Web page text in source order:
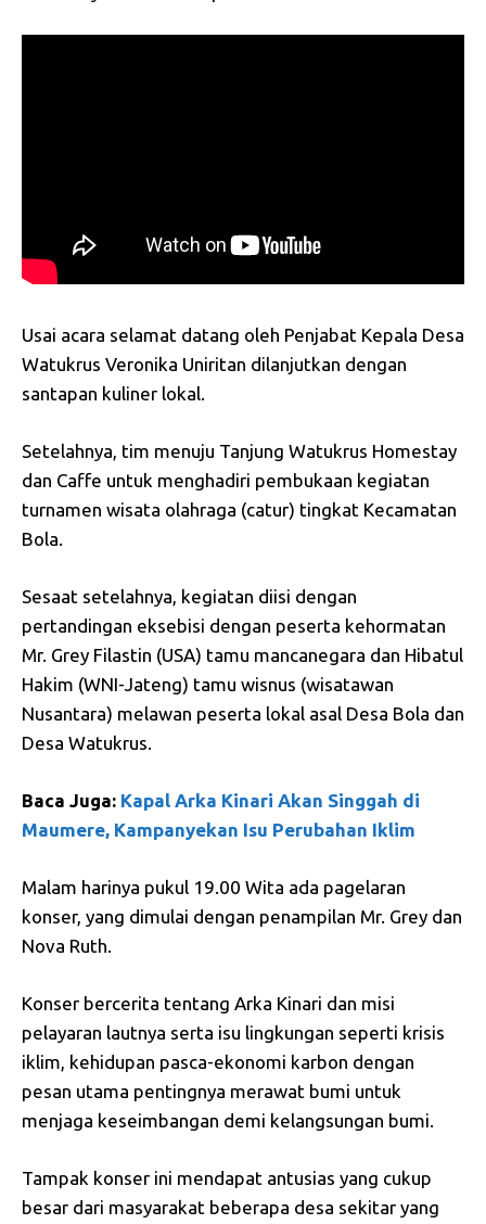
Usai acara selamat datang oleh Penjabat Kepala Desa
Watukrus Veronika Uniritan dilanjutkan dengan
santapan kuliner lokal.
Setelahnya, tim menuju Tanjung Watukrus Homestay
dan Caffe untuk menghadiri pembukaan kegiatan
turnamen wisata olahraga (catur) tingkat Kecamatan
Bola.
Sesaat setelahnya, kegiatan diisi dengan
pertandingan eksebisi dengan peserta kehormatan
Mr. Grey Filastin (USA) tamu mancanegara dan Hibatul
Hakim (WNI-Jateng) tamu wisnus (wisatawan
Nusantara) melawan peserta lokal asal Desa Bola dan
Desa Watukrus.
Baca Juga: Kapal Arka Kinari Akan Singgah di
Maumere, Kampanyekan Isu Perubahan Iklim
Malam harinya pukul 19.00 Wita ada pagelaran
konser, yang dimulai dengan penampilan Mr. Grey dan
Nova Ruth.
Konser bercerita tentang Arka Kinari dan misi
pelayaran lautnya serta isu lingkungan seperti krisis
iklim, kehidupan pasca-ekonomi karbon dengan
pesan utama pentingnya merawat bumi untuk
menjaga keseimbangan demi kelangsungan bumi.
Tampak konser ini mendapat antusias yang cukup
besar dari masyarakat beberapa desa sekitar yang